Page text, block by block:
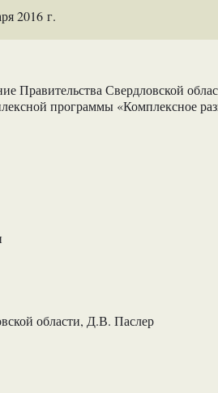
2016 г.
Правительства Свердловской
программы «Комплексное
области, Д.В. Паслер